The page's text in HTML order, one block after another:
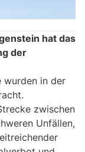
hat das
der
wurden in der
zwischen
Unfällen,